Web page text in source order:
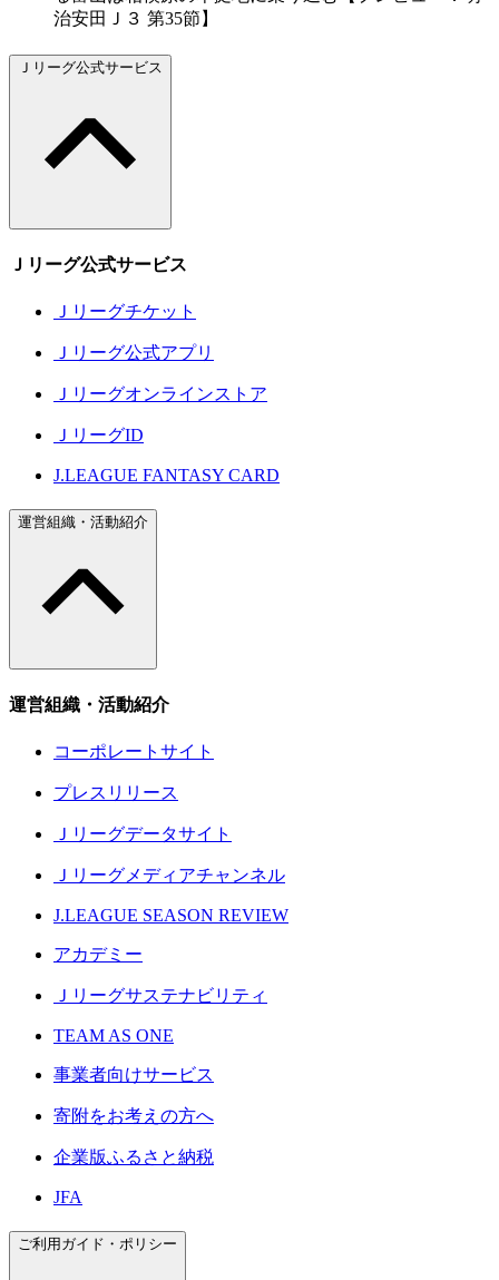
治安田Ｊ３ 第35節】
Ｊリーグ公式サービス
Ｊリーグ公式サービス
Ｊリーグチケット
Ｊリーグ公式アプリ
Ｊリーグオンラインストア
ＪリーグID
J.LEAGUE FANTASY CARD
運営組織・活動紹介
運営組織・活動紹介
コーポレートサイト
プレスリリース
Ｊリーグデータサイト
Ｊリーグメディアチャンネル
J.LEAGUE SEASON REVIEW
アカデミー
Ｊリーグサステナビリティ
TEAM AS ONE
事業者向けサービス
寄附をお考えの方へ
企業版ふるさと納税
JFA
ご利用ガイド・ポリシー